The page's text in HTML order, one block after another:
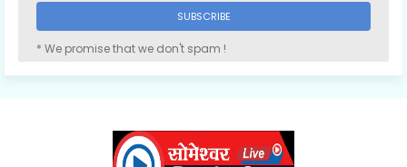
* We promise that we don't spam !